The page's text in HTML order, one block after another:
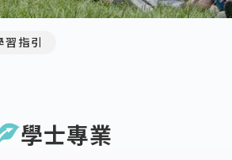
習指引
學士專業